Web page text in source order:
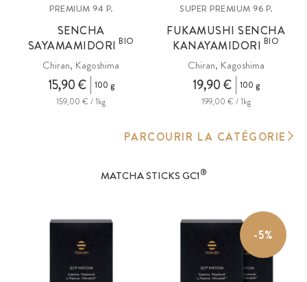
PREMIUM 94 P.
SENCHA
SAYAMAMIDORIBIO
Chiran, Kagoshima
15,90 €
100 g
159,00 € / 1kg
SUPER PREMIUM 96 P.
FUKAMUSHI SENCHA
KANAYAMIDORIBIO
Chiran, Kagoshima
19,90 €
100 g
199,00 € / 1kg
PARCOURIR LA CATÉGORIE
MATCHA STICKS GC1®
-5%